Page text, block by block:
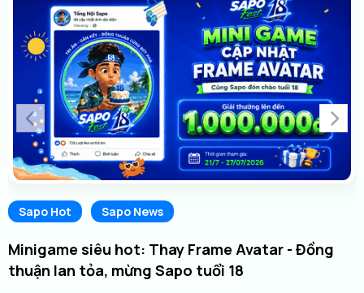
Sapo Hot Sapo News
Minigame siêu hot: Thay Frame Avatar - Đồng
thuận lan tỏa, mừng Sapo tuổi 18